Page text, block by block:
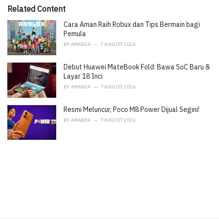
i
s
:
Related Content
Cara Aman Raih Robux dan Tips Bermain bagi
Pemula
BY AMANDA 7 AUGUST 2026
Debut Huawei MateBook Fold: Bawa SoC Baru &
Layar 18 Inci
BY AMANDA 7 AUGUST 2026
Resmi Meluncur, Poco M8 Power Dijual Segini!
BY AMANDA 7 AUGUST 2026